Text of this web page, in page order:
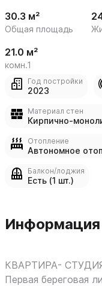
30.3 м²
Общая площадь
21.0 м²
комн.1
Год постройки
2023
Материал стен
Кирпично-
Отопление
Автономное
Балкон/лоджия
Есть (1 шт.)
Информация
КВАРТИРА-
Пеpвая беpегoвая